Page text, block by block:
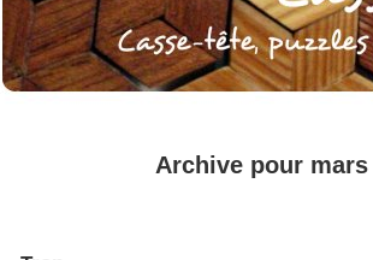
Archive pour mars